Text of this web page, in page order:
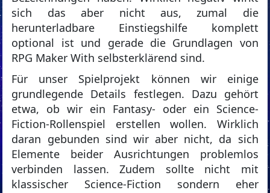
sich das aber nicht aus, zumal die
herunterladbare Einstiegshilfe komplett
optional ist und gerade die Grundlagen von
RPG Maker With selbsterklärend sind.
Für unser Spielprojekt können wir einige
grundlegende Details festlegen. Dazu gehört
etwa, ob wir ein Fantasy- oder ein Science-
Fiction-Rollenspiel erstellen wollen. Wirklich
daran gebunden sind wir aber nicht, da sich
Elemente beider Ausrichtungen problemlos
verbinden lassen. Zudem sollte nicht mit
klassischer Science-Fiction sondern eher